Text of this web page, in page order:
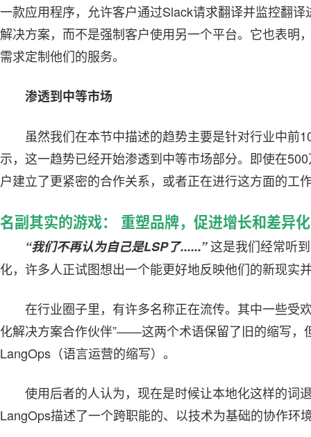
一款应用程序，允许客户通过Slack请求翻译并监控翻
解决方案，而不是强制客户使用另一个平台。它也表明
需求定制他们的服务。
渗透到中等市场
虽然我们在本节中描述的趋势主要是针对行业中前
示，这一趋势已经开始渗透到中等市场部分。即使在
户建立了更紧密的合作关系，或者正在进行这方面的工
名副其实的游戏： 重塑品牌，促进增长和差异化
“我们不再认为自己是LSP了......”这是我们经常听
化，许多人正试图想出一个能更好地反映他们的新现实
在行业圈子里，有许多名称正在流传。其中一些受
化解决方案合作伙伴”——这两个术语保留了旧的缩写
LangOps（语言运营的缩写）。
使用后者的人认为，现在是时候让本地化这样的词
LangOps描述了一个跨职能的、以技术为基础的协作环